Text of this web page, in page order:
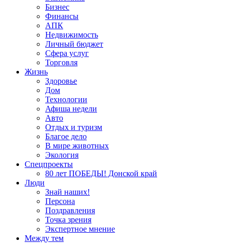
Бизнес
Финансы
АПК
Недвижимость
Личный бюджет
Сфера услуг
Торговля
Жизнь
Здоровье
Дом
Технологии
Афиша недели
Авто
Отдых и туризм
Благое дело
В мире животных
Экология
Спецпроекты
80 лет ПОБЕДЫ! Донской край
Люди
Знай наших!
Персона
Поздравления
Точка зрения
Экспертное мнение
Между тем